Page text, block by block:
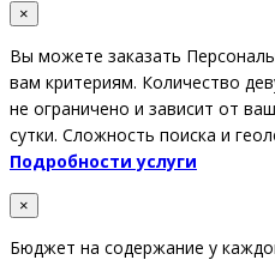
×
Вы можете заказать
вам критериям. Количество
не ограничено и зависит от
сутки. Сложность поиска и
Подробности услуги
×
Бюджет на содержание у